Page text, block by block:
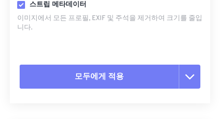
스트립 메타데이터
이미지에서 모든 프로필, EXIF ​​및 주석을 제거하여 크기를 줄입
니다.
모두에게 적용